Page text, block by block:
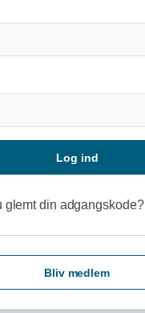
Log ind
glemt din adgangskode?
Bliv medlem